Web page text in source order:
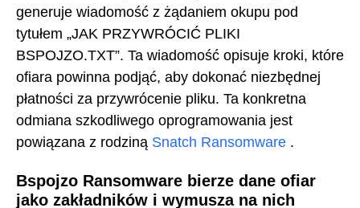
generuje wiadomość z żądaniem okupu pod
tytułem „JAK PRZYWRÓCIĆ PLIKI
BSPOJZO.TXT”. Ta wiadomość opisuje kroki, które
ofiara powinna podjąć, aby dokonać niezbędnej
płatności za przywrócenie pliku. Ta konkretna
odmiana szkodliwego oprogramowania jest
powiązana z rodziną Snatch Ransomware .
Bspojzo Ransomware bierze dane ofiar
jako zakładników i wymusza na nich